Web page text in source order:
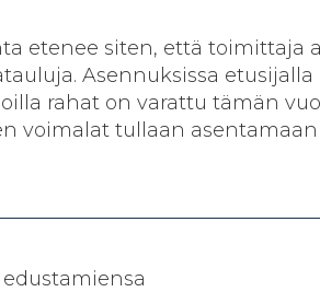
etenee siten, että toimittaja
Asennuksissa etusijalla
rahat on varattu tämän
voimalat tullaan